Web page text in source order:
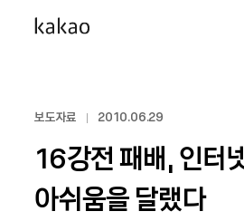
보도자료 2010.06.29
16강전 패배, 인터
아쉬움을 달랬다